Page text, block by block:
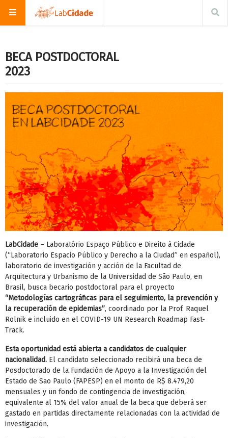
BECA POSTDOCTORAL
2023
LabCidade – Laboratório Espaço Público e Direito à Cidade
(“Laboratorio Espacio Público y Derecho a la Ciudad” en español),
laboratorio de investigación y acción de la Facultad de
Arquitectura y Urbanismo de la Universidad de São Paulo, en
Brasil, busca becario postdoctoral para el proyecto
“Metodologías cartográficas para el seguimiento, la prevención y
la recuperación de epidemias”, coordinado por la Prof. Raquel
Rolnik e incluido en el COVID-19 UN Research Roadmap Fast-
Track.
Esta oportunidad está abierta a candidatos de cualquier
nacionalidad. El candidato seleccionado recibirá una beca de
Posdoctorado de la Fundación de Apoyo a la Investigación del
Estado de Sao Paulo (FAPESP) en el monto de R$ 8.479,20
mensuales y un fondo de contingencia de investigación,
equivalente al 15% del valor anual de la beca que deberá ser
gastado en partidas directamente relacionadas con la actividad de
investigación.